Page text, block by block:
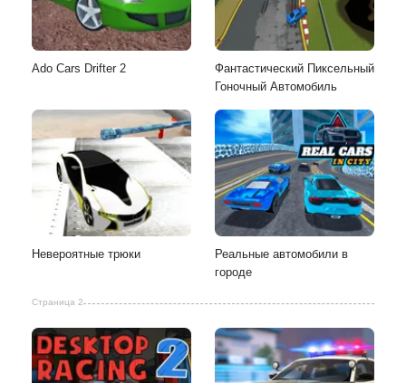
Ado Cars Drifter 2
Фантастический Пиксельный
Гоночный Автомобиль
Невероятные трюки
Реальные автомобили в
городе
Страница 2